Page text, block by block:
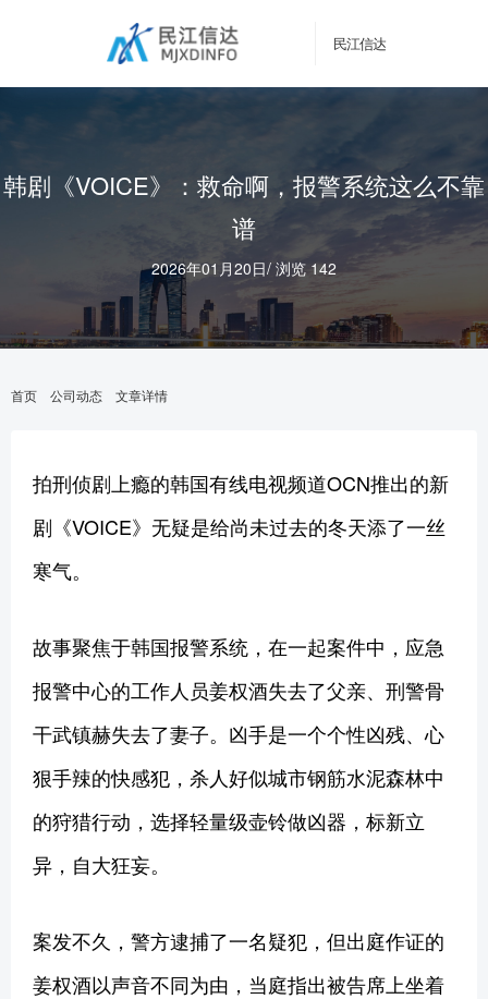
民江信达
韩剧《VOICE》：救命啊，报警系统这么不靠
谱
2026年01月20日/ 浏览 142
首页 公司动态 文章详情
拍刑侦剧上瘾的韩国有线电视频道OCN推出的新
剧《VOICE》无疑是给尚未过去的冬天添了一丝
寒气。
故事聚焦于韩国报警系统，在一起案件中，应急
报警中心的工作人员姜权酒失去了父亲、刑警骨
干武镇赫失去了妻子。凶手是一个个性凶残、心
狠手辣的快感犯，杀人好似城市钢筋水泥森林中
的狩猎行动，选择轻量级壶铃做凶器，标新立
异，自大狂妄。
案发不久，警方逮捕了一名疑犯，但出庭作证的
姜权酒以声音不同为由，当庭指出被告席上坐着